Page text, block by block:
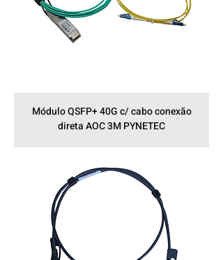
Módulo QSFP+ 40G c/ cabo conexão
direta AOC 3M PYNETEC